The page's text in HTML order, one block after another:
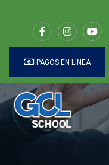
PAGOS EN LÍNEA